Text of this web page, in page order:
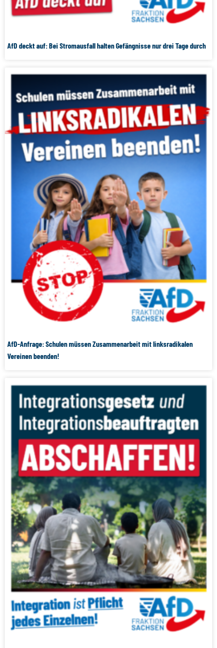
AfD deckt auf: Bei Stromausfall halten Gefängnisse nur drei Tage durch
AfD-Anfrage: Schulen müssen Zusammenarbeit mit linksradikalen
Vereinen beenden!